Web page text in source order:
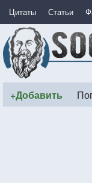
Цитаты Статьи
+Добавить